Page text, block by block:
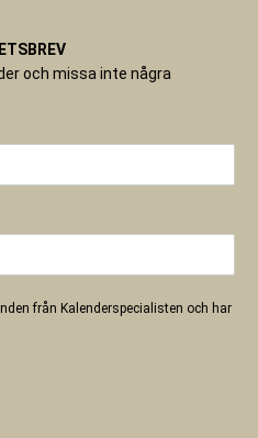
och missa inte några
från Kalenderspecialisten och har